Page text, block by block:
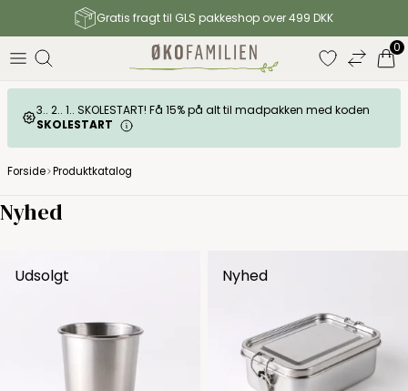
Gratis fragt til GLS pakkeshop over 499 DKK
0
3.. 2.. 1.. SKOLESTART! Få 15% på alt til madpakken med koden
SKOLESTART
Forside Produktkatalog
Nyhed
Udsolgt Nyhed